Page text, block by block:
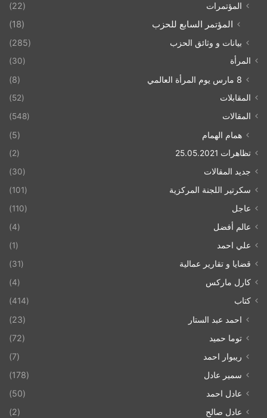
المؤتمرات
(22)
المؤتمر السابع للحزب (18)
بيانات و وثائق الحزب (285)
المرأة (30)
8 مارس يوم المرأة العالمي (8)
المقابلات
(52)
المقالات
(548)
همام الهمام (5)
تظاهرات 25.05.2021
(2)
جديد المقالات
(30)
سكرتير اللجنة المركزية
(101)
عاجل
(110)
عالم أفضل
(4)
علي احمد
(1)
قضايا و تقارير عمالية
(31)
كارل ماركس
(4)
كتاب
(414)
احمد عبد الستار
(23)
توما حميد
(72)
ريبوار احمد
(7)
سمير عادل
(178)
عادل احمد
(50)
عادل صالح
(2)